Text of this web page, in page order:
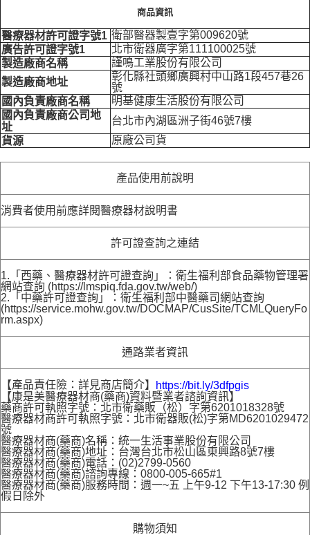
商品資訊
醫療器材許可證字號1 衛部醫器製壹字第009620號
廣告許可證字號1
北市衛器廣字第111100025號
製造廠商名稱
謹鳴工業股份有限公司
製造廠商地址
彰化縣社頭鄉廣興村中山路1段457巷26
號
國內負責廠商名稱
明基健康生活股份有限公司
國內負責廠商公司地
址
台北市內湖區洲子街46號7樓
貨源
原廠公司貨
產品使用前說明
消費者使用前應詳閱醫療器材說明書
許可證查詢之連結
1.「西藥、醫療器材許可證查詢」：衛生福利部食品藥物管理署
網站查詢 (https://lmspiq.fda.gov.tw/web/)
2.「中藥許可證查詢」：衛生福利部中醫藥司網站查詢
(https://service.mohw.gov.tw/DOCMAP/CusSite/TCMLQueryFo
rm.aspx)
通路業者資訊
【產品責任險：詳見商店簡介】
https://bit.ly/3dfpgis
【康是美醫療器材商(藥商)資料暨業者諮詢資訊】
藥商許可執照字號：北市衛藥販（松）字第6201018328號
醫療器材商許可執照字號：北市衛器販(松)字第MD6201029472
號
醫療器材商(藥商)名稱：統一生活事業股份有限公司
醫療器材商(藥商)地址：台灣台北市松山區東興路8號7樓
醫療器材商(藥商)電話：(02)2799-0560
醫療器材商(藥商)諮詢專線：0800-005-665#1
醫療器材商(藥商)服務時間：週一~五 上午9-12 下午13-17:30 例
假日除外
購物須知